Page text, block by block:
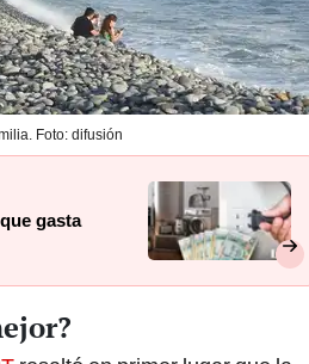
Foto: difusión
gasta